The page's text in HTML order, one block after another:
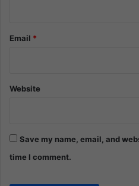
Email *
Website
Save my name, email, and
time I comment.